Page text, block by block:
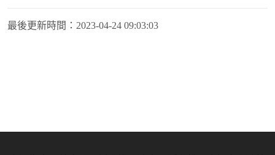
最後更新時間： 2023-04-24 09:03:03